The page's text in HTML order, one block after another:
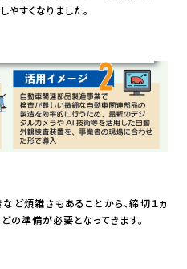
すくなりました。
ど煩雑さもあることから、締切１ヵ
の準備が必要となってきます。